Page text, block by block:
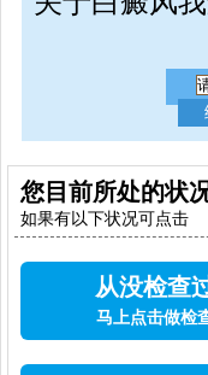
您目前所处的状
如果有以下状况可点击
从没检查
马上点击做检